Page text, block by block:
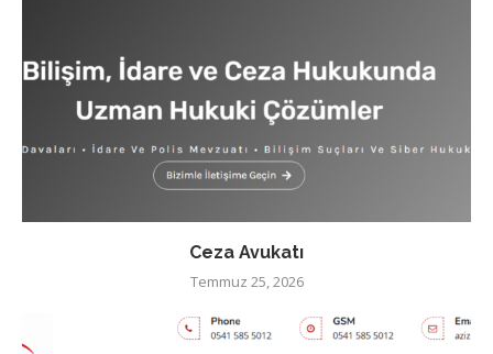
Ceza Avukatı
Temmuz 25, 2026